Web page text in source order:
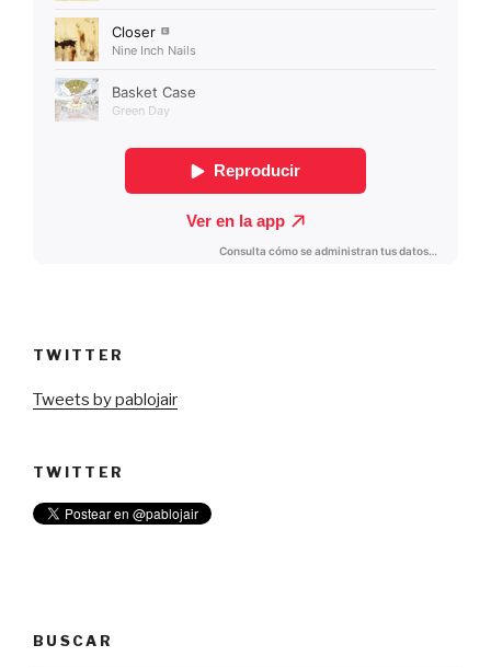
TWITTER
Tweets by pablojair
TWITTER
BUSCAR